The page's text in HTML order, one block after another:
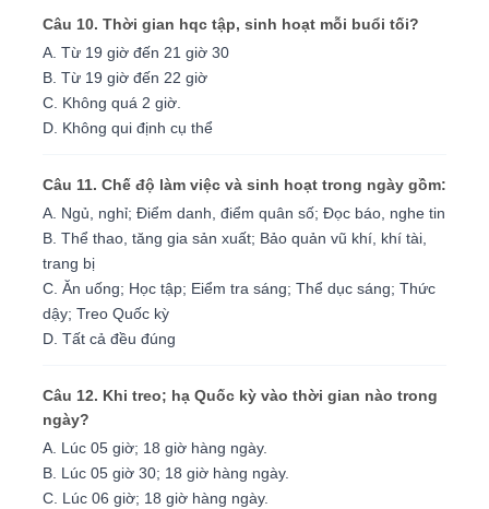
Câu 10. Thời gian hqc tập, sinh hoạt mỗi buổi tối?
A. Từ 19 giờ đến 21 giờ 30
B. Từ 19 giờ đến 22 giờ
C. Không quá 2 giờ.
D. Không qui định cụ thể
Câu 11. Chế độ làm việc và sinh hoạt trong ngày gồm:
A. Ngủ, nghỉ; Ðiểm danh, điểm quân số; Ðọc báo, nghe tin
B. Thể thao, tăng gia sản xuất; Bảo quản vũ khí, khí tài,
trang bị
C. Ăn uống; Học tập; Eiểm tra sáng; Thể dục sáng; Thức
dậy; Treo Quốc kỳ
D. Tất cả đều đúng
Câu 12. Khi treo; hạ Quốc kỳ vào thời gian nào trong
ngày?
A. Lúc 05 giờ; 18 giờ hàng ngày.
B. Lúc 05 giờ 30; 18 giờ hàng ngày.
C. Lúc 06 giờ; 18 giờ hàng ngày.